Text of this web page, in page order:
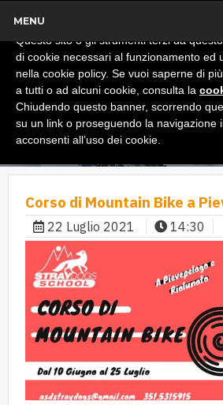
MENU
Corso di Mountain Bike a
22 Luglio 2021 14:30
Informativa
Questo sito o gli strumenti terzi da
di cookie necessari al funzionamento ed
nella cookie policy. Se vuoi saperne di
a tutti o ad alcuni cookie, consulta la
Chiudendo questo banner, scorrendo
su un link o proseguendo la navigazione
acconsenti all’uso dei cookie.